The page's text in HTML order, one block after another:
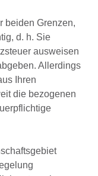
beiden Grenzen,
d. h. Sie
ausweisen
Allerdings
Ihren
die bezogenen